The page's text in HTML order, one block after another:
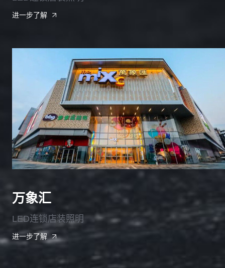
进一步了解
万象汇
LED连锁店装照明
进一步了解